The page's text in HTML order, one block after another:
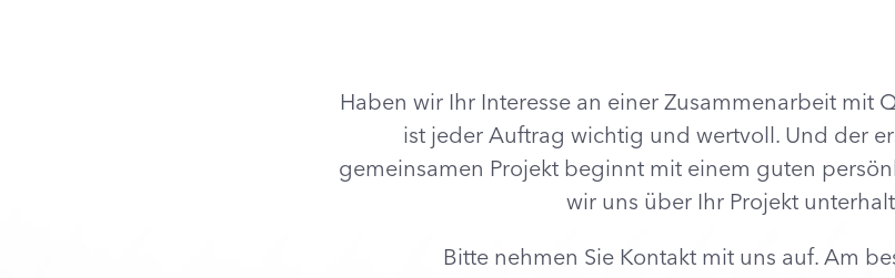
Haben wir Ihr Interesse an einer Zusammenarbeit mit
ist jeder Auftrag wichtig und wertvoll. Und der
gemeinsamen Projekt beginnt mit einem guten
wir uns über Ihr Projekt
Bitte nehmen Sie Kontakt mit uns auf. Am